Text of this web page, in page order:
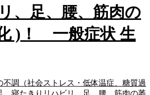
、足、腰、筋肉の
)！ 一般症状 生